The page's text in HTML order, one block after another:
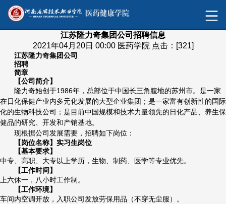
江苏隆力奇集团公司招聘信息
2021年04月20日 00:00 医药学院 点击：[321]
江苏隆力奇集团公司
招聘
简章
【公司简介】
隆力奇始创于1986年，总部位于中国长三角腹地的苏州市。是一家
在日化保健产业内多元化发展的大型企业集团；是一家富有创新性的国际
化的生物科技公司；是目前中国规模和技术力量领先的日化产品、养生保
健品的研究、开发和产销基地。
现根据公司发展需要，招聘如下岗位：
【岗位名称】实习生岗位
【基本要求】
中专、高职、大专以上学历，生物、制药、医学等专业优先。
【工作时间】
上六休一，八小时工作制。
【工作环境】
车间内空调开放，入职公司发放劳保用品（不穿无尘服）。